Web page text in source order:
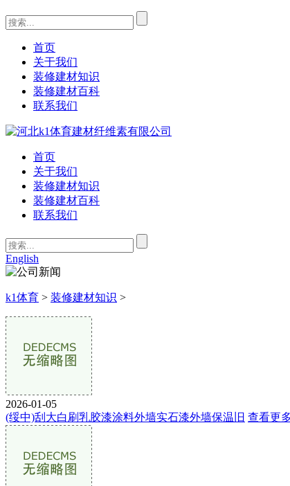
首页
关于我们
装修建材知识
装修建材百科
联系我们
首页
关于我们
装修建材知识
装修建材百科
联系我们
English
k1体育 > 装修建材知识 >
2026-01-05
(绥中)刮大白刷乳胶漆涂料外墙实石漆外墙保温旧 查看更